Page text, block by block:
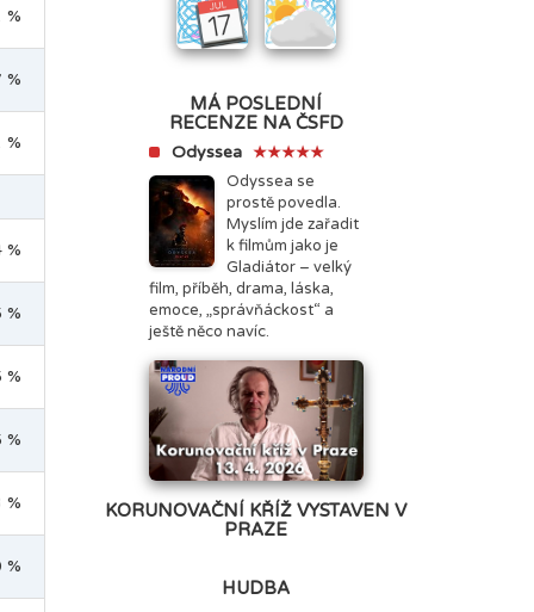
%
%
%
%
%
%
%
%
%
MÁ POSLEDNÍ
RECENZE NA ČSFD
Odyssea ★★★★★
Odyssea se
prostě povedla.
Myslím jde zařadit
k filmům jako je
Gladiátor – velký
film, příběh, drama, láska,
emoce, „správňáckost“ a
ještě něco navíc.
KORUNOVAČNÍ KŘÍŽ VYSTAVEN V
PRAZE
HUDBA